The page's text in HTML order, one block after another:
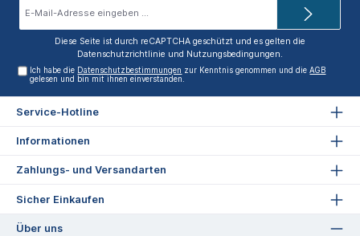
Diese Seite ist durch reCAPTCHA geschützt und es gelten die
Datenschutzrichtlinie und Nutzungsbedingungen.
Ich habe die Datenschutzbestimmungen zur Kenntnis genommen und dieAGB
gelesen und bin mit ihnen einverstanden.
Service-Hotline
Informationen
Zahlungs- und Versandarten
Sicher Einkaufen
Über uns